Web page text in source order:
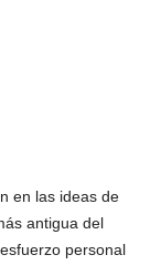
en las ideas de
antigua del
personal